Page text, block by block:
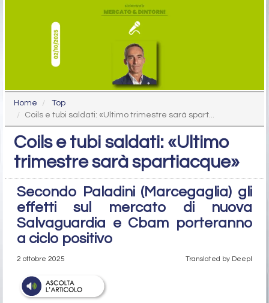
Home
Top
Coils e tubi saldati: «Ultimo trimestre sarà spart...
Coils e tubi saldati: «Ultimo
trimestre sarà spartiacque»
Secondo Paladini (Marcegaglia) gli
effetti sul mercato di nuova
Salvaguardia e Cbam porteranno
a ciclo positivo
2 ottobre 2025 Translated by Deepl